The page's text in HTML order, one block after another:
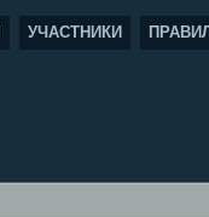
УЧАСТНИКИ